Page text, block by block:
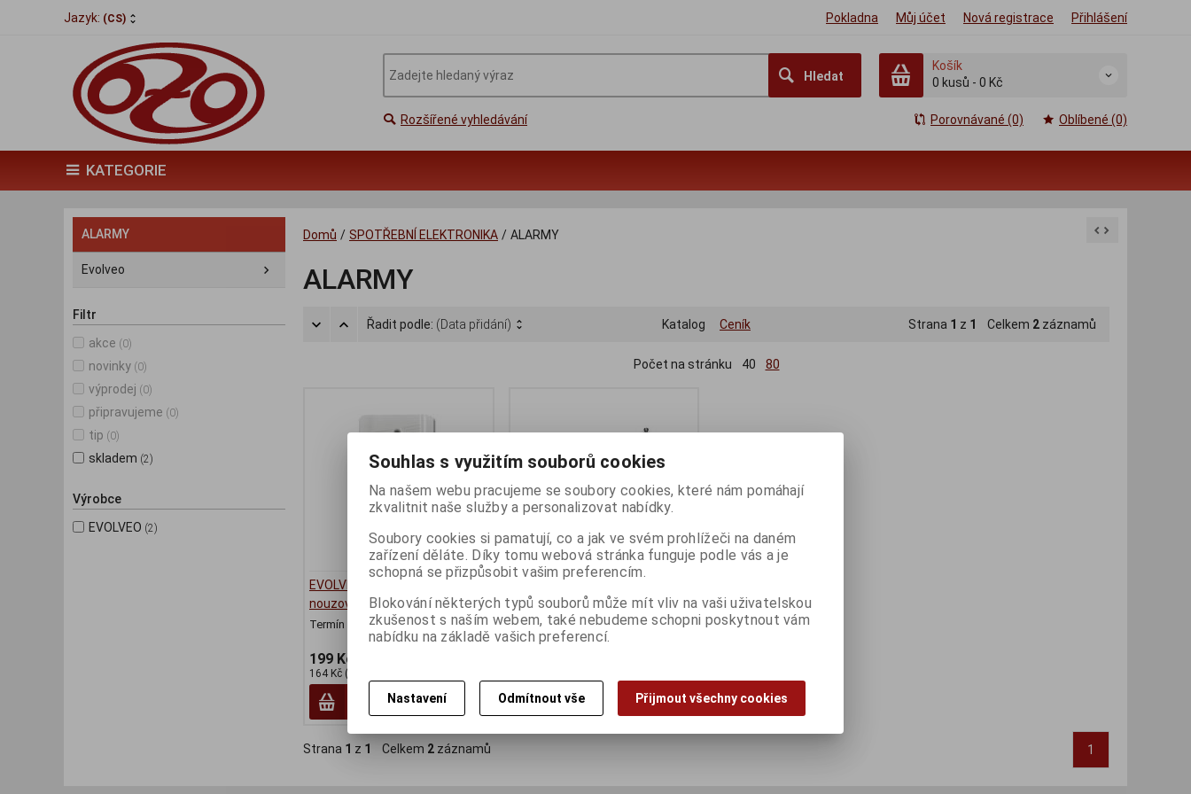
Jazyk: (CS) Pokladna Můj účet Nová registrace Přihlášení
Hledat
Košík
0 kusů - 0 Kč
Rozšířené vyhledávání Porovnávané (0) Oblíbené (0)
KATEGORIE
ALARMY
Evolveo
Filtr
akce (0)
novinky (0)
výprodej (0)
připravujeme (0)
tip (0)
skladem (2)
Výrobce
EVOLVEO (2)
Domů / SPOTŘEBNÍ ELEKTRONIKA / ALARMY
ALARMY
Řadit podle: (Data přidání) Katalog Ceník Strana 1 z 1 Celkem 2 záznamů
Počet na stránku 40 80
EVOLVEO Sonix bezdrátové
nouzové SOS tlačítko
Termín dodání (dny):7
199 Kč
164 Kč (bez DPH:)
Koupit
úrovně vody
Termín dodání (dny):4
Koupit
Strana 1 z 1 Celkem 2 záznamů 1
Souhlas s využitím souborů cookies
Na našem webu pracujeme se soubory cookies, které nám pomáhají
zkvalitnit naše služby a personalizovat nabídky.
Soubory cookies si pamatují, co a jak ve svém prohlížeči na daném
zařízení děláte. Díky tomu webová stránka funguje podle vás a je
schopná se přizpůsobit vašim preferencím.
Blokování některých typů souborů může mít vliv na vaši uživatelskou
zkušenost s naším webem, také nebudeme schopni poskytnout vám
nabídku na základě vašich preferencí.
Nastavení Odmítnout vše Přijmout všechny cookies